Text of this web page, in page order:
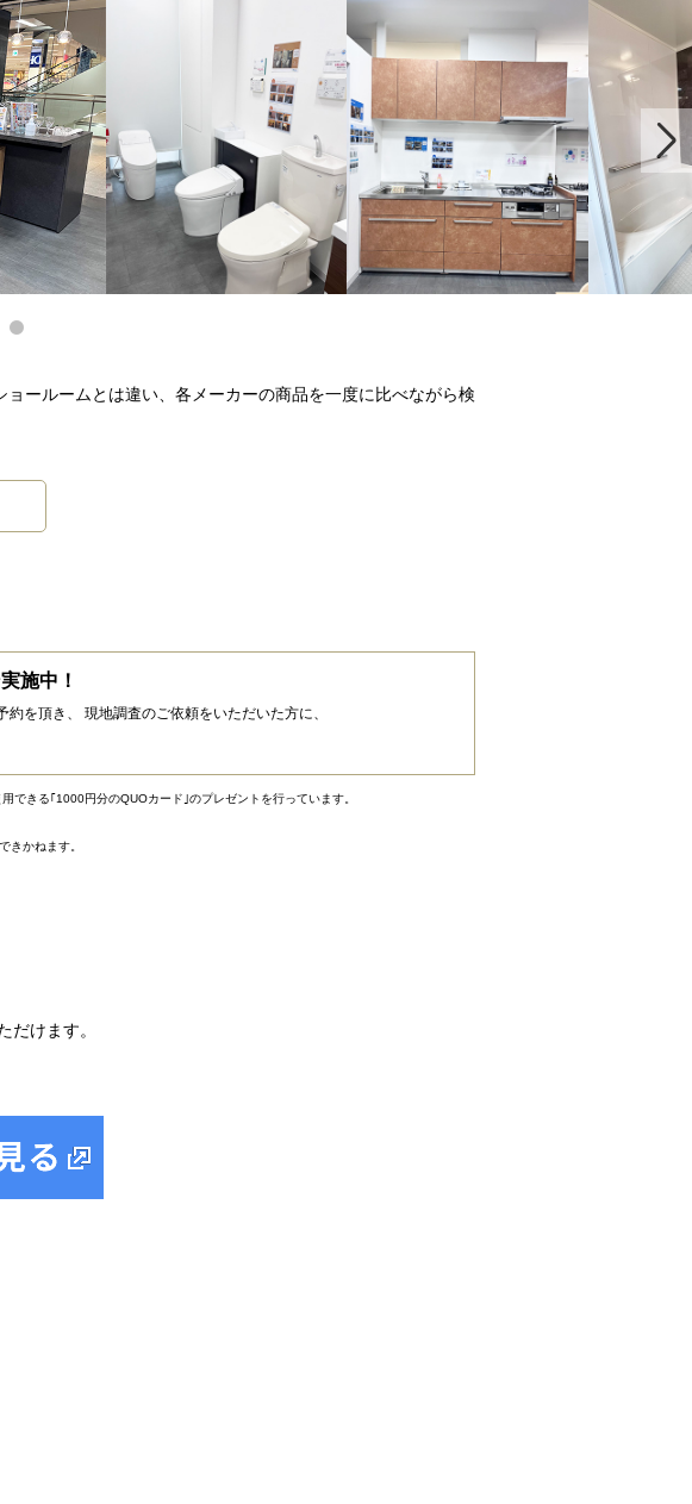
ールームとは違い、各メーカーの商品を一度に比べながら検
施中！
を頂き、 現地調査のご依頼をいただいた方に、
できる｢1000円分のQUOカード｣のプレゼントを行っています。
きかねます。
けます。